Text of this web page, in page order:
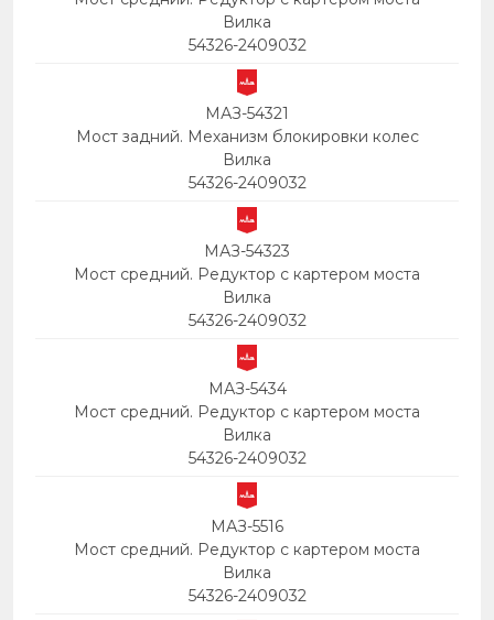
Вилка
54326-2409032
МАЗ-54321
Мост задний. Механизм блокировки колес
Вилка
54326-2409032
МАЗ-54323
Мост средний. Редуктор с картером моста
Вилка
54326-2409032
МАЗ-5434
Мост средний. Редуктор с картером моста
Вилка
54326-2409032
МАЗ-5516
Мост средний. Редуктор с картером моста
Вилка
54326-2409032